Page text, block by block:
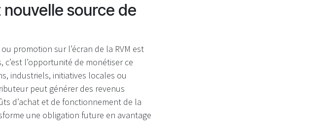
source de
promotion sur l’écran de la RVM est
l’opportunité de monétiser ce
industriels, initiatives locales ou
peut générer des revenus
d’achat et de fonctionnement de la
une obligation future en avantage